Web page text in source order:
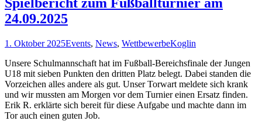
24.09.2025
1. Oktober 2025Events, News, WettbewerbeKoglin
Unsere Schulmannschaft hat im Fußball-Bereichsfinale der Jungen
U18 mit sieben Punkten den dritten Platz belegt. Dabei standen die
Vorzeichen alles andere als gut. Unser Torwart meldete sich krank
und wir mussten am Morgen vor dem Turnier einen Ersatz finden.
Erik R. erklärte sich bereit für diese Aufgabe und machte dann im
Tor auch einen guten Job.